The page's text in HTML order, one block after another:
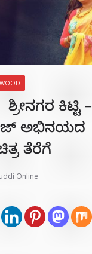
ಕಿಟ್ಟಿ –
ಅಭಿನಯದ
ತೆರೆಗೆ
Online